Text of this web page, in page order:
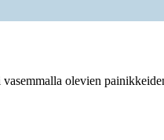
olevien